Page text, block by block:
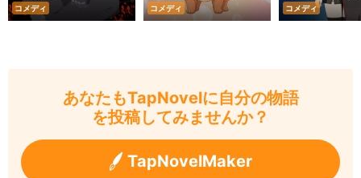
コメディ コメディ コメディ
あなたもTapNovelに自分の物語
を投稿してみませんか？
TapNovelMaker